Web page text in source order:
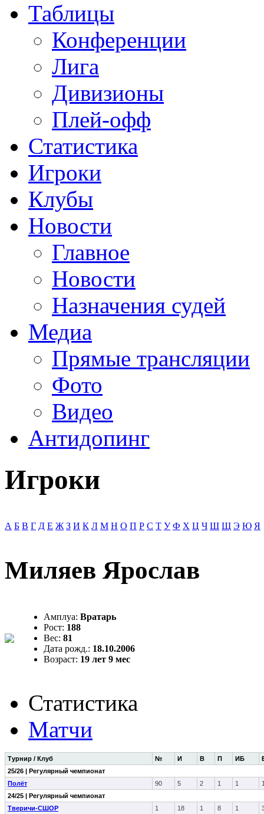
Таблицы
Конференции
Лига
Дивизионы
Плей-офф
Статистика
Игроки
Клубы
Новости
Главное
Новости
Назначения судей
Медиа
Прямые трансляции
Фото
Видео
Антидопинг
Игроки
А Б В Г Д Е Ж З И К Л М Н О П Р С Т У Ф Х Ц Ч Ш Щ Э Ю Я
Миляев Ярослав
Амплуа: Вратарь
Рост: 188
Вес: 81
Дата рожд.: 18.10.2006
Возраст: 19 лет 9 мес
Статистика
Матчи
Турнир / Клуб № И В П ИБ
25/26 | Регулярный чемпионат
Полёт
90 5 2 1 1
24/25 | Регулярный чемпионат
Тверичи-СШОР
1 18 1 8 1